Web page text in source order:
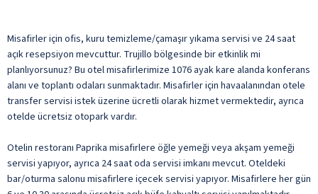
Misafirler için ofis, kuru temizleme/çamaşır yıkama servisi ve 24 saat
açık resepsiyon mevcuttur. Trujillo bölgesinde bir etkinlik mi
planlıyorsunuz? Bu otel misafirlerimize 1076 ayak kare alanda konferans
alanı ve toplantı odaları sunmaktadır. Misafirler için havaalanından otele
transfer servisi istek üzerine ücretli olarak hizmet vermektedir, ayrıca
otelde ücretsiz otopark vardır.
Otelin restoranı Paprika misafirlere öğle yemeği veya akşam yemeği
servisi yapıyor, ayrıca 24 saat oda servisi imkanı mevcut. Oteldeki
bar/oturma salonu misafirlere içecek servisi yapıyor. Misafirlere her gün